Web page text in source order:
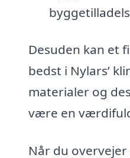
Desuden kan et
bedst i Nylars’
materialer og
være en
Når du